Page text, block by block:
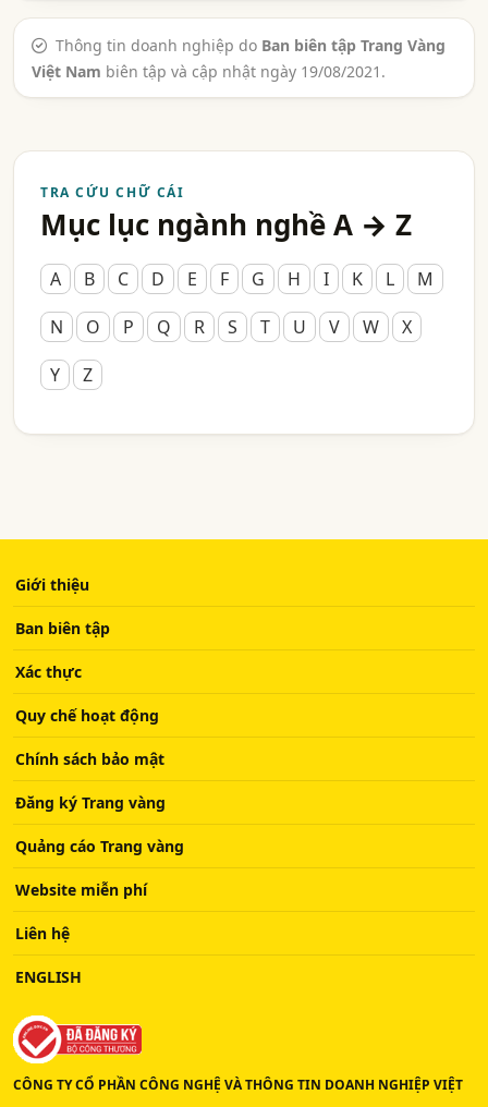
Thông tin doanh nghiệp do Ban biên tập Trang Vàng
Việt Nam biên tập và cập nhật ngày 19/08/2021.
TRA CỨU CHỮ CÁI
Mục lục ngành nghề A → Z
A B C D E F G H I K L
M
N
O P Q R S T U V W
X
Y
Z
Giới thiệu
Ban biên tập
Xác thực
Quy chế hoạt động
Chính sách bảo mật
Đăng ký Trang vàng
Quảng cáo Trang vàng
Website miễn phí
Liên hệ
ENGLISH
CÔNG TY CỔ PHẦN CÔNG NGHỆ VÀ THÔNG TIN DOANH NGHIỆP VIỆT